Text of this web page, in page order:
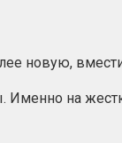
новую,
Именно на